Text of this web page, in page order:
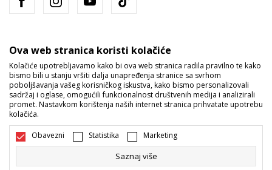
Bosna i Hercegovina Promijenite
Nastojimo da budemo što precizniji u opisu proizvoda, prikazu slika i
Ova web stranica koristi kolačiće
Kolačiće upotrebljavamo kako bi ova web stranica radila pravilno te kako
bismo bili u stanju vršiti dalja unapređenja stranice sa svrhom
poboljšavanja vašeg korisničkog iskustva, kako bismo personalizovali
sadržaj i oglase, omogućili funkcionalnost društvenih medija i analizirali
promet. Nastavkom korištenja naših internet stranica prihvatate upotrebu
kolačića.
Obavezni Statistika Marketing
Saznaj više